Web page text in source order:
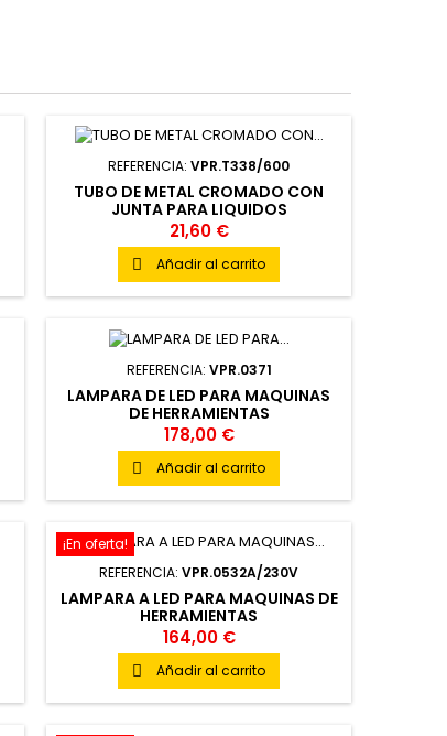
REFERENCIA:VPR.T338/600
TUBO DE METAL CROMADO CON
JUNTA PARA LIQUIDOS
REFRIGERANTES
21,60 €
 Añadir al carrito
REFERENCIA: VPR.0371
LAMPARA DE LED PARA MAQUINAS
DE HERRAMIENTAS
178,00 €
 Añadir al carrito
¡En oferta!
REFERENCIA:VPR.0532A/230V
LAMPARA A LED PARA MAQUINAS DE
HERRAMIENTAS
164,00 €
 Añadir al carrito